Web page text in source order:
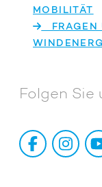
MOBILITÄT
FRAGEN
Folgen Sie